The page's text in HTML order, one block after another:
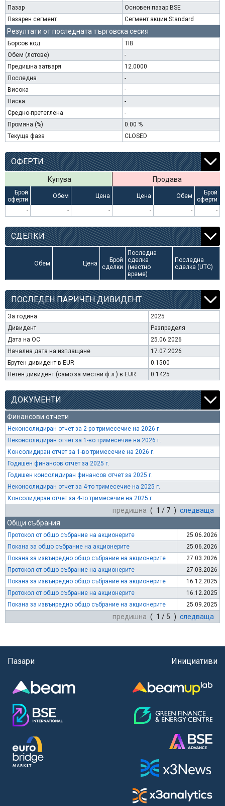
Пазар
Основен пазар BSE
Пазарен сегмент
Сегмент акции Standard
Резултати от последната търговска сесия
Борсов код
TIB
Обем (лотове)
-
Предишна затваря
12.0000
Последна
-
Висока
-
Ниска
-
Средно-претеглена
-
Промяна (%)
0.00 %
Текуща фаза
CLOSED
ОФЕРТИ
Купува Продава
Брой
оферти
Обем Цена Цена Обем
Брой
оферти
-
- - - - -
СДЕЛКИ
Обем Цена
Брой
сделки
Последна
сделка
(местно
време)
Последна
сделка (UTC)
ПОСЛЕДЕН ПАРИЧЕН ДИВИДЕНТ
За година
2025
Дивидент
Разпределя
Дата на ОС
25.06.2026
Начална дата на изплащане
17.07.2026
Брутен дивидент в EUR
0.1500
Нетен дивидент (само за местни ф.л.) в EUR
0.1425
ДОКУМЕНТИ
Финансови отчети
Неконсолидиран отчет за 2-ро тримесечие на 2026 г.
Неконсолидиран отчет за 1-во тримесечие на 2026 г.
Консолидиран отчет за 1-во тримесечие на 2026 г.
Годишен финансов отчет за 2025 г.
Годишен консолидиран финансов отчет за 2025 г.
Неконсолидиран отчет за 4-то тримесечие на 2025 г.
Консолидиран отчет за 4-то тримесечие на 2025 г.
предишна ( 1 / 7 ) следваща
Общи събрания
Протокол от общо събрание на акционерите
25.06.2026
Покана за общо събрание на акционерите
25.06.2026
Покана за извънредно общо събрание на акционерите
27.03.2026
Протокол от общо събрание на акционерите
27.03.2026
Покана за извънредно общо събрание на акционерите
16.12.2025
Протокол от общо събрание на акционерите
16.12.2025
Покана за извънредно общо събрание на акционерите
25.09.2025
предишна ( 1 / 5 ) следваща
Пазари Инициативи